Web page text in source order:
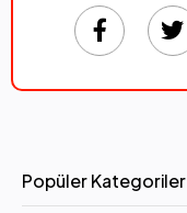
Popüler Kategoriler